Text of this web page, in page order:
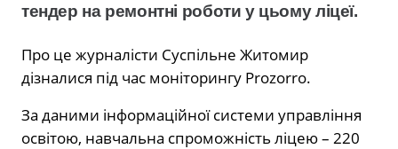
тендер на ремонтні роботи у цьому ліцеї.
Про це журналісти Суспільне Житомир
дізналися під час моніторингу Prozorro.
За даними інформаційної системи управління
освітою, навчальна спроможність ліцею – 220